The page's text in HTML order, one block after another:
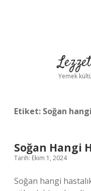
Yemek
Etiket: Soğan
Soğan Hangi
Tarih: Ekim 1, 2024
Soğan hangi